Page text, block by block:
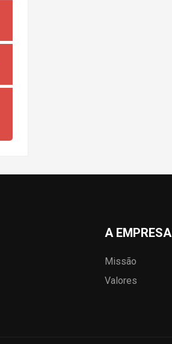
A EMPRESA
Missão
Valores